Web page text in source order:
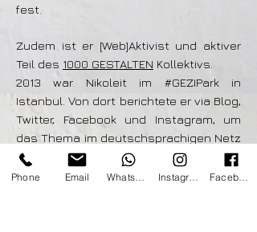
fest.
Zudem ist er [Web]Aktivist und aktiver
Teil des 1000 GESTALTEN Kollektivs.
2013 war Nikoleit im #GEZIPark in
Istanbul. Von dort berichtete er via Blog,
Twitter, Facebook und Instagram, um
das Thema im deutschsprachigen Netz
zu forcieren. In Istanbul entstand seine
dokumentarische Fotoreihe
Phone Email